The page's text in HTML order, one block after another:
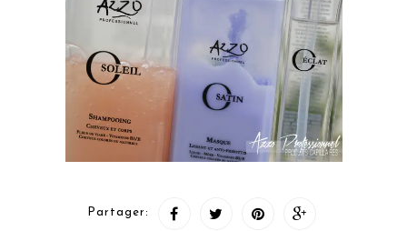
Partager: